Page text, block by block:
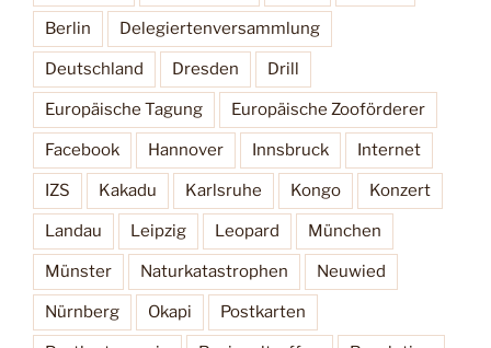
Berlin Delegiertenversammlung
Deutschland Dresden Drill
Europäische Tagung Europäische Zooförderer
Facebook Hannover Innsbruck Internet
IZS Kakadu Karlsruhe Kongo Konzert
Landau Leipzig Leopard München
Münster Naturkatastrophen Neuwied
Nürnberg Okapi Postkarten